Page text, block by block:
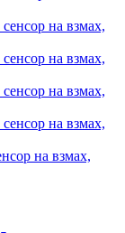
на взмах,